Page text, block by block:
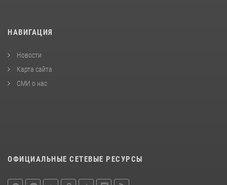
НАВИГАЦИЯ
Новости
Карта сайта
СМИ о нас
ОФИЦИАЛЬНЫЕ СЕТЕВЫЕ РЕСУРСЫ